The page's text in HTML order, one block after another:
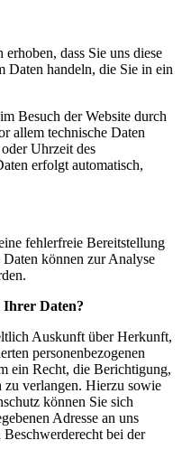
dass Sie uns diese
Daten handeln, die Sie in ein
Besuch der Website durch
allem technische Daten
Uhrzeit des
erfolgt automatisch,
fehlerfreie Bereitstellung
können zur Analyse
Ihrer Daten?
Auskunft über Herkunft,
personenbezogenen
ein Recht, die Berichtigung,
zu verlangen. Hierzu sowie
können Sie sich
Adresse an uns
bei der